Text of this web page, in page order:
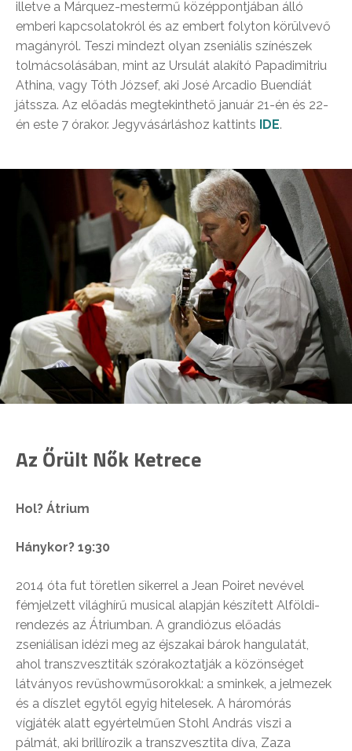
illetve a Márquez-mestermű középpontjában álló
emberi kapcsolatokról és az embert folyton körülvevő
magányról. Teszi mindezt olyan zseniális színészek
tolmácsolásában, mint az Ursulát alakító Papadimitriu
Athina, vagy Tóth József, aki José Arcadio Buendíát
játssza. Az előadás megtekinthető január 21-én és 22-
én este 7 órakor. Jegyvásárláshoz kattints
IDE.
Az Őrült Nők Ketrece
Hol? Átrium
Hánykor? 19:30
2014 óta fut töretlen sikerrel a Jean Poiret nevével
fémjelzett világhírű musical alapján készített Alföldi-
rendezés az Átriumban. A grandiózus előadás
zseniálisan idézi meg az éjszakai bárok hangulatát,
ahol transzvesztiták szórakoztatják a közönséget
látványos revüshowműsorokkal: a sminkek, a jelmezek
és a díszlet egytől egyig hitelesek. A háromórás
vígjáték alatt egyértelműen Stohl András viszi a
pálmát, aki brillírozik a transzvesztita díva, Zaza